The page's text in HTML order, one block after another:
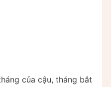
của cậu, tháng bắt